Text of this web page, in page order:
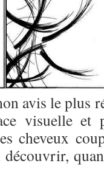
avis le plus
visuelle et
cheveux